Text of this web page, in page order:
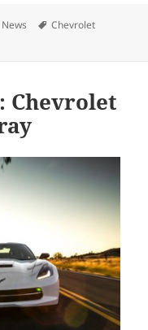
Kategorien
News Schlagwörter
Chevrolet
Chevrolet